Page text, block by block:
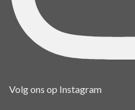
Volg ons op Instagram